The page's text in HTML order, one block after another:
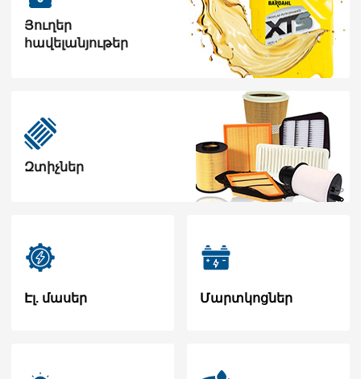
Յուղեր
հավելանյութեր
Զտիչներ
Էլ. մասեր Մարտկոցներ